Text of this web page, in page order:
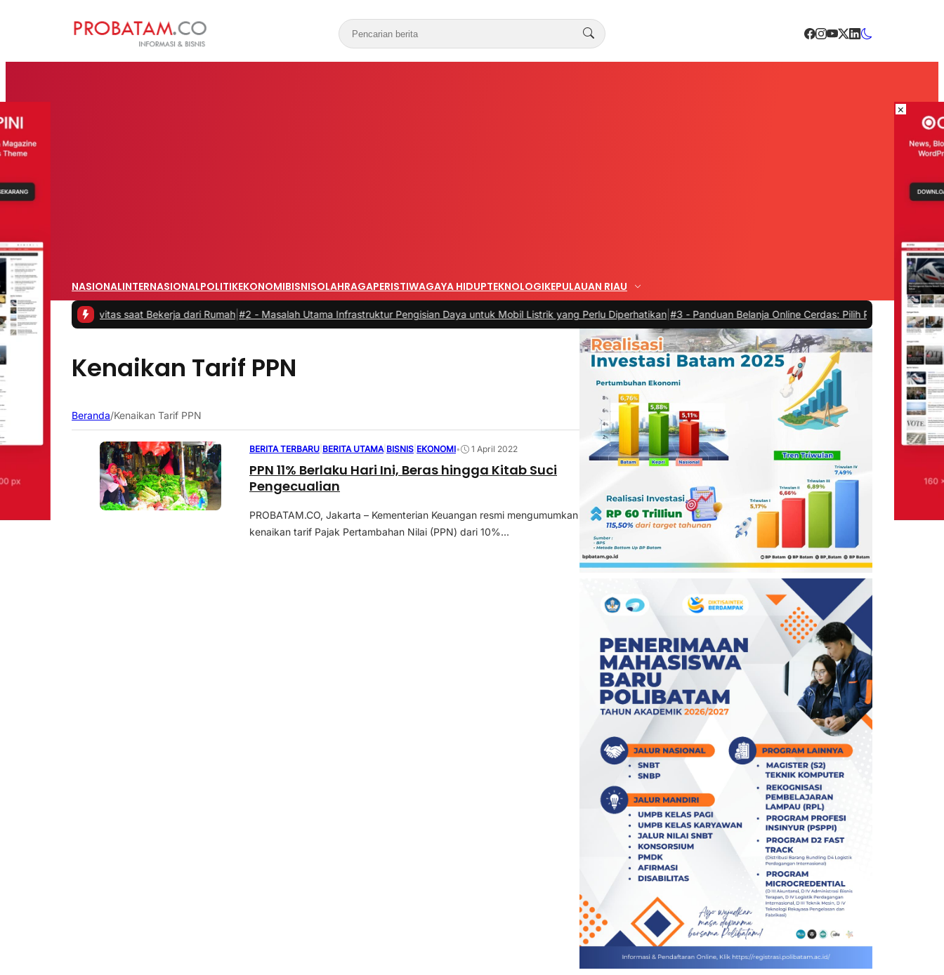
NASIONALINTERNASIONALPOLITIKEKONOMIBISNISOLAHRAGAPERISTIWAGAYA HIDUPTEKNOLOGIKEPULAUAN RIAU
saat Bekerja dari Rumah|#2 - Masalah Utama Infrastruktur Pengisian Daya untuk Mobil Listrik yang Perlu Diperhatikan |#3 -Panduan Belanja Online Cerdas: Pilih Produk dengan Bijak dan
Kenaikan Tarif PPN
Beranda/Kenaikan Tarif PPN
BERITA TERBARU BERITA UTAMA BISNIS EKONOMI• 1 April 2022
PPN 11% Berlaku Hari Ini, Beras hingga Kitab Suci
Pengecualian
PROBATAM.CO, Jakarta – Kementerian Keuangan resmi mengumumkan
kenaikan tarif Pajak Pertambahan Nilai (PPN) dari 10%...
×